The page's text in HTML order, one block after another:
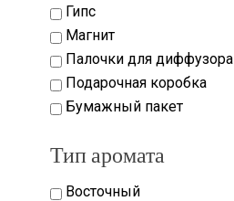
Гипс
Магнит
Палочки для диффузора
Подарочная коробка
Бумажный пакет
Тип аромата
Восточный